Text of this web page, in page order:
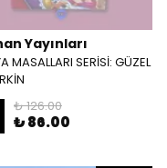
Yayınları
MASALLARI SERİSİ: GÜZEL
₺ 126.00
₺ 86.00